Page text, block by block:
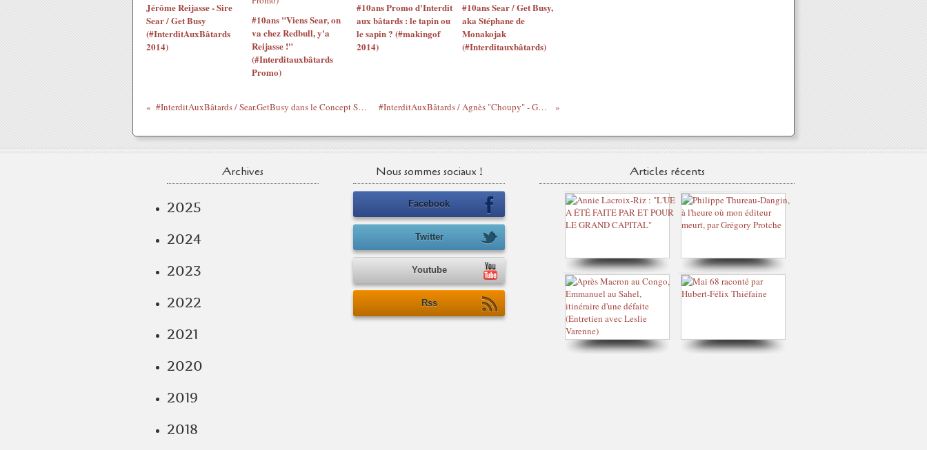
Jérôme Reijasse - Sire
Sear / Get Busy
(#InterditAuxBâtards
2014)
#10ans "Viens Sear, on
va chez Redbull, y'a
Reijasse !"
(#Interditauxbâtards
Promo)
#10ans Promo d'Interdit
aux bâtards : le tapin ou
le sapin ? (#makingof
2014)
#10ans Sear / Get Busy,
aka Stéphane de
Monakojak
(#Interditauxbâtards)
#InterditAuxBâtards / Sear.GetBusy dans le Concept Show de Royal S #InterditAuxBâtards / Agnès "Choupy" - GO du moment
Archives
2025
2024
2023
2022
2021
2020
2019
2018
Nous sommes sociaux !
Facebook
Twitter
Youtube
Rss
Articles récents